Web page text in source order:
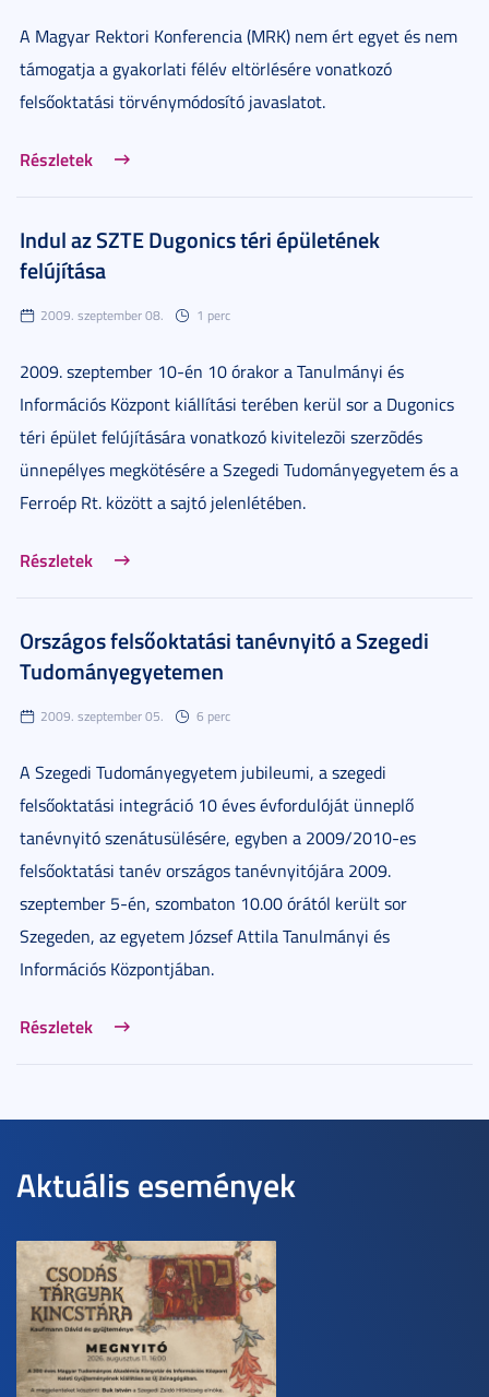
A Magyar Rektori Konferencia (MRK) nem ért egyet és nem
támogatja a gyakorlati félév eltörlésére vonatkozó
felsőoktatási törvénymódosító javaslatot.
Részletek
Indul az SZTE Dugonics téri épületének
felújítása
2009. szeptember 08. 1 perc
2009. szeptember 10-én 10 órakor a Tanulmányi és
Információs Központ kiállítási terében kerül sor a Dugonics
téri épület felújítására vonatkozó kivitelezõi szerzõdés
ünnepélyes megkötésére a Szegedi Tudományegyetem és a
Ferroép Rt. között a sajtó jelenlétében.
Részletek
Országos felsőoktatási tanévnyitó a Szegedi
Tudományegyetemen
2009. szeptember 05. 6 perc
A Szegedi Tudományegyetem jubileumi, a szegedi
felsőoktatási integráció 10 éves évfordulóját ünneplő
tanévnyitó szenátusülésére, egyben a 2009/2010-es
felsőoktatási tanév országos tanévnyitójára 2009.
szeptember 5-én, szombaton 10.00 órától került sor
Szegeden, az egyetem József Attila Tanulmányi és
Információs Központjában.
Részletek
Aktuális események